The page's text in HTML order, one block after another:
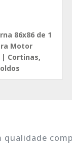
86x86 de 1
Motor
| Cortinas,
qualidade